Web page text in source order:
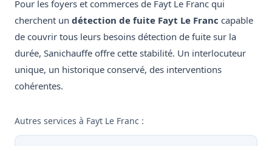
Pour les foyers et commerces de Fayt Le Franc qui
cherchent un détection de fuite Fayt Le Franc capable
de couvrir tous leurs besoins détection de fuite sur la
durée, Sanichauffe offre cette stabilité. Un interlocuteur
unique, un historique conservé, des interventions
cohérentes.
Autres services à Fayt Le Franc :